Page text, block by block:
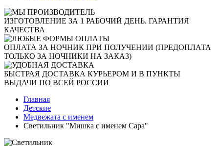
ИЗГОТОВЛЕНИЕ ЗА 1 РАБОЧИЙ ДЕНЬ. ГАРАНТИЯ
КАЧЕСТВА
ОПЛАТА ЗА НОЧНИК ПРИ ПОЛУЧЕНИИ (ПРЕДОПЛАТА
ТОЛЬКО ЗА НОЧНИКИ НА ЗАКАЗ)
БЫСТРАЯ ДОСТАВКА КУРЬЕРОМ И В ПУНКТЫ
ВЫДАЧИ ПО ВСЕЙ РОССИИ
Главная
Детские
Медвежата с именем
Светильник "Мишка с именем Сара"